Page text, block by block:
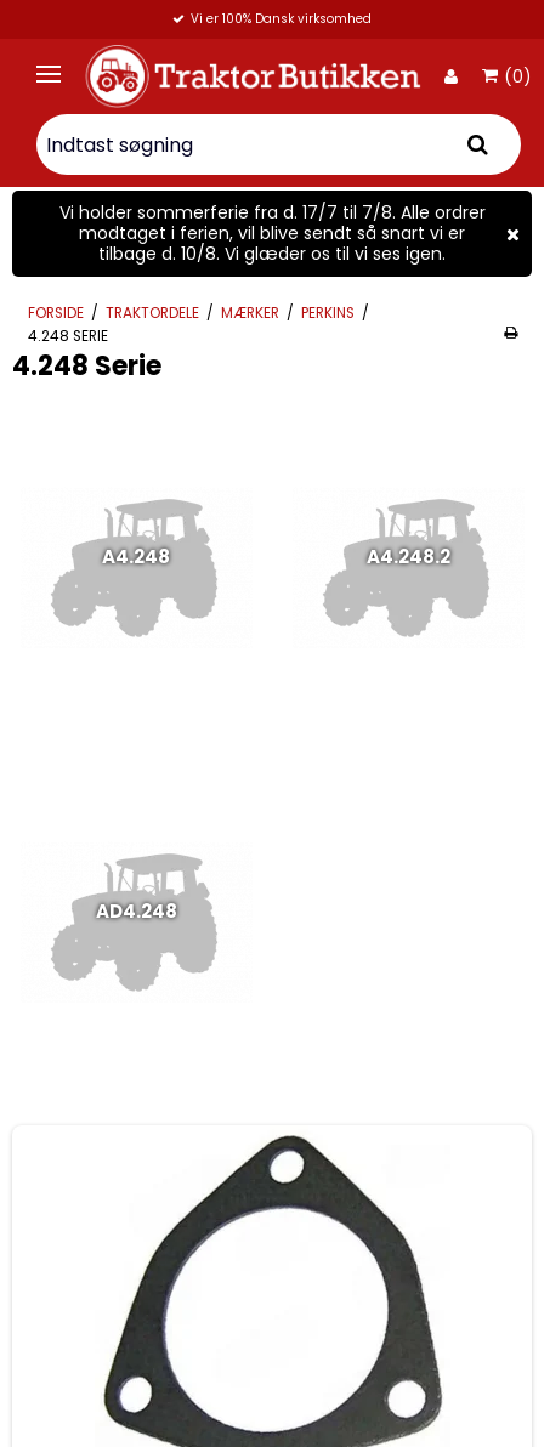
Vi er 100% Dansk virksomhed
(0)
Vi holder sommerferie fra d. 17/7 til 7/8. Alle ordrer
modtaget i ferien, vil blive sendt så snart vi er
tilbage d. 10/8. Vi glæder os til vi ses igen.
FORSIDE / TRAKTORDELE / MÆRKER / PERKINS /
4.248 SERIE
4.248 Serie
A4.248 A4.248.2
AD4.248